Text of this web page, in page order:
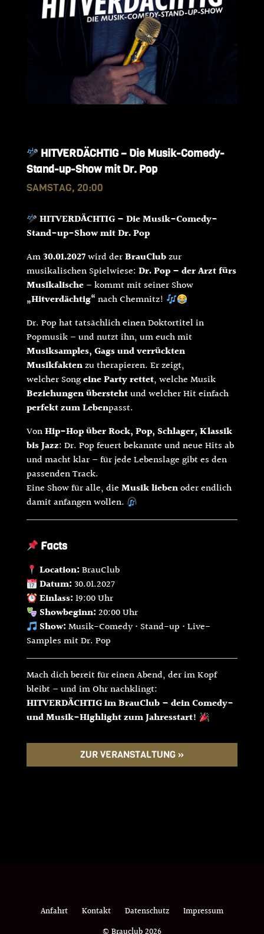
HITVERDÄCHTIG – Die Musik-Comedy-
Stand-up-Show mit Dr. Pop
SAMSTAG, 20:00
HITVERDÄCHTIG – Die Musik-Comedy-
Stand-up-Show mit Dr. Pop
Am30.01.2027wird derBrauClubzur
musikalischen Spielwiese: Dr. Pop – der Arzt fürs
Musikalische– kommt mit seiner Show
„Hitverdächtig“ nach Chemnitz!
Dr. Pop hat tatsächlich einen Doktortitel in
Popmusik – und nutzt ihn, um euch mit
Musiksamples, Gags und verrückten
Musikfaktenzu therapieren. Er zeigt,
welcher Songeine Party rettet, welche Musik
Beziehungen überstehtund welcher Hit einfach
perfekt zum Lebenpasst.
VonHip-Hop über Rock, Pop, Schlager, Klassik
bis Jazz: Dr. Pop feuert bekannte und neue Hits ab
und macht klar – für jede Lebenslage gibt es den
passenden Track.
Eine Show für alle, die Musik liebenoder endlich
damit anfangen wollen.
Facts
Location: BrauClub
Datum: 30.01.2027
Einlass: 19:00 Uhr
Showbeginn: 20:00 Uhr
Show: Musik-Comedy • Stand-up • Live-
Samples mit Dr. Pop
Mach dich bereit für einen Abend, der im Kopf
bleibt – und im Ohr nachklingt:
HITVERDÄCHTIG im BrauClub – dein Comedy-
und Musik-Highlight zum Jahresstart!
ZUR VERANSTALTUNG »
Anfahrt Kontakt Datenschutz
Impressum